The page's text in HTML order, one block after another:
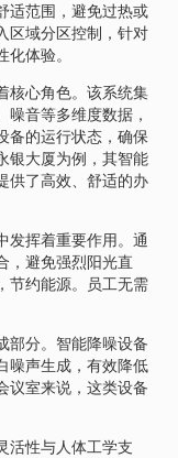
适范围，避免过热或
区域分区控制，针对
体验。
核心角色。该系统集
音等多维度数据，
备的运行状态，确保
银大厦为例，其智能
供了高效、舒适的办
发挥着重要作用。通
，避免强烈阳光直
节约能源。员工无需
部分。智能降噪设备
噪声生成，有效降低
议室来说，这类设备
活性与人体工学支